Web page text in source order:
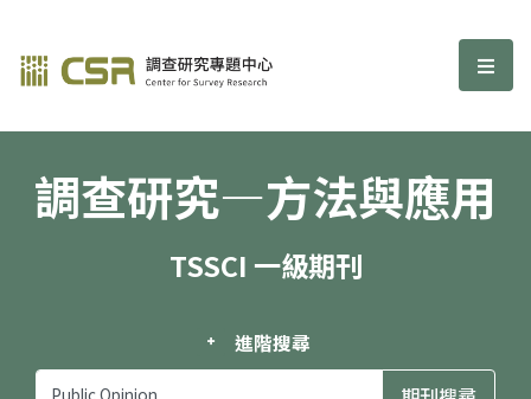
調查研究—方法與應用期刊 選
調查研究—方法與應用
TSSCI 一級期刊
進階搜尋